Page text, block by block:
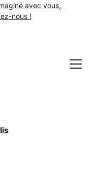
avec vous,
nous !